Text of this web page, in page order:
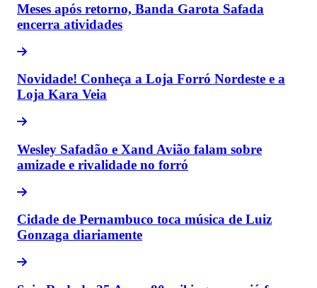
Meses após retorno, Banda Garota Safada
encerra atividades
Novidade! Conheça a Loja Forró Nordeste e a
Loja Kara Veia
Wesley Safadão e Xand Avião falam sobre
amizade e rivalidade no forró
Cidade de Pernambuco toca música de Luiz
Gonzaga diariamente